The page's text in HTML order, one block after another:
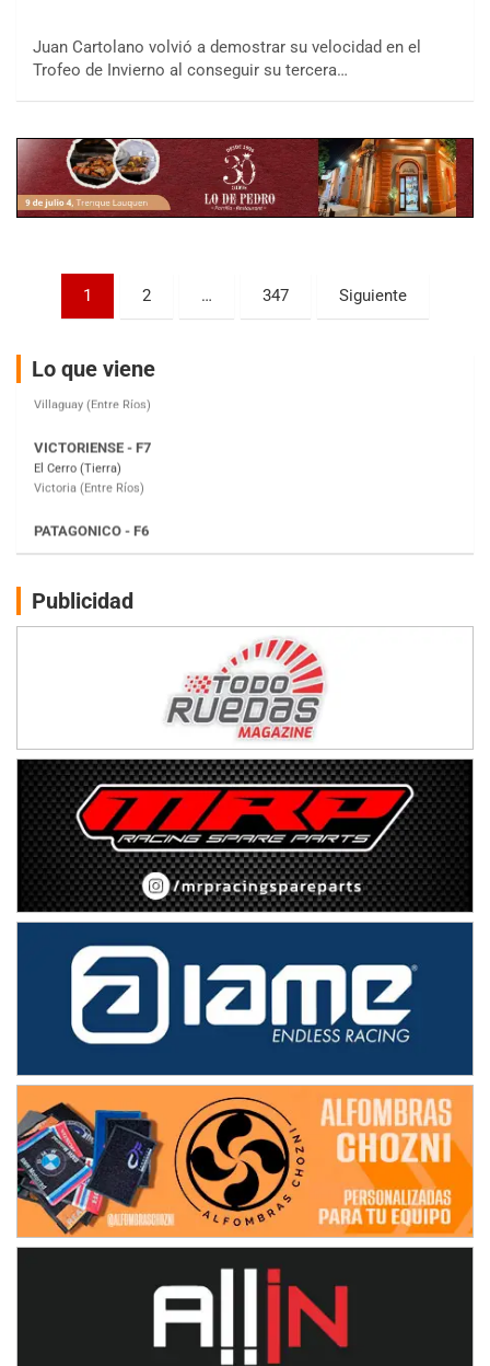
Juan Cartolano volvió a demostrar su velocidad en el
Trofeo de Invierno al conseguir su tercera…
Paginación
entradas
1 2 … 347 Siguiente
Lo que viene
COBERTURA ESPECIAL DE E-KART.COM.AR
08/09-AGO
Baradero (Buenos Aires)
KDO - F6
Ciudad de Trenque Lauquen (Asfalto)
Trenque Lauquen (Buenos Aires)
Villaguay (Entre Ríos)
El Cerro (Tierra)
Moto Club Reginense (Tierra)
Gral. E. Godoy (Río Negro)
Juventud Unida (Tierra)
Humboldt (Santa Fe)
NORESTE SANTAFESINO - F6
José Samuel Sánchez (Tierra)
TUCUMANO - F5
Juan Navarro (Asfalto)
El Timbó (Tucumán)
COBERTURA ESPECIAL DE E-KART.COM.AR
08/09-AGO
IAME SERIES ARGENTINA 6
Ramiro Tot (Asfalto)
Baradero (Buenos Aires)
Ciudad de Trenque Lauquen (Asfalto)
Trenque Lauquen (Buenos Aires)
Villaguay (Entre Ríos)
VICTORIENSE - F7
El Cerro (Tierra)
Victoria (Entre Ríos)
PATAGONICO - F6
Publicidad